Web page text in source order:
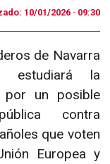
10/01/2026 · 09:30
de Navarra
estudiará la
por un posible
contra
que voten
Europea y